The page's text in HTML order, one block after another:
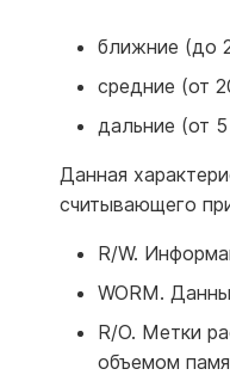
ближние (до
средние (от
дальние (от
Данная
считывающего
R/W.
WORM.
R/O. Метки
объемом